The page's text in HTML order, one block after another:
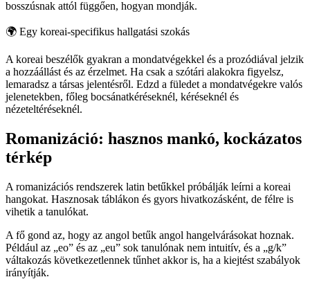
bosszúsnak attól függően, hogyan mondják.
🌍 Egy koreai-specifikus hallgatási szokás
A koreai beszélők gyakran a mondatvégekkel és a prozódiával jelzik
a hozzáállást és az érzelmet. Ha csak a szótári alakokra figyelsz,
lemaradsz a társas jelentésről. Edzd a füledet a mondatvégekre valós
jelenetekben, főleg bocsánatkéréseknél, kéréseknél és
nézeteltéréseknél.
Romanizáció: hasznos mankó, kockázatos
térkép
A romanizációs rendszerek latin betűkkel próbálják leírni a koreai
hangokat. Hasznosak táblákon és gyors hivatkozásként, de félre is
vihetik a tanulókat.
A fő gond az, hogy az angol betűk angol hangelvárásokat hoznak.
Például az „eo” és az „eu” sok tanulónak nem intuitív, és a „g/k”
váltakozás következetlennek tűnhet akkor is, ha a kiejtést szabályok
irányítják.